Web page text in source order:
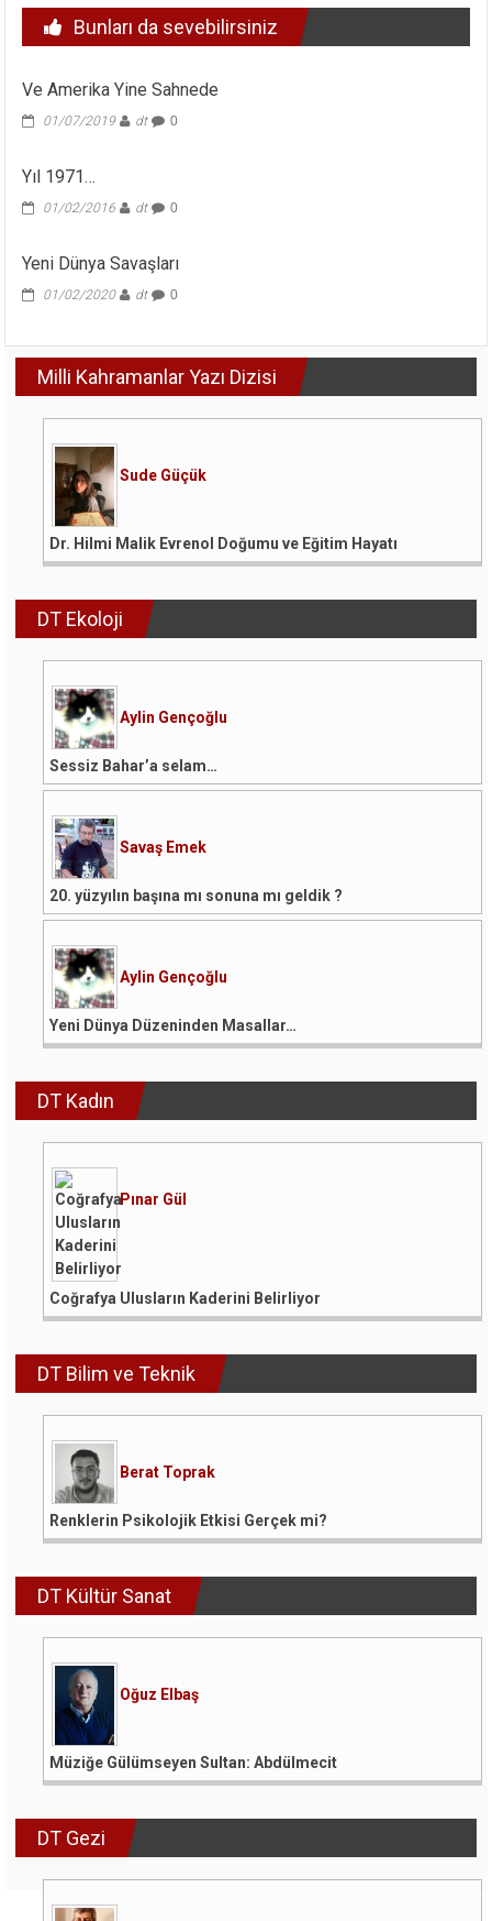
Bunları da sevebilirsiniz
Ve Amerika Yine Sahnede
01/07/2019 dt 0
Yıl 1971…
01/02/2016 dt 0
Yeni Dünya Savaşları
01/02/2020 dt 0
Milli Kahramanlar Yazı Dizisi
Sude Güçük
Dr. Hilmi Malik Evrenol Doğumu ve Eğitim Hayatı
DT Ekoloji
Aylin Gençoğlu
Sessiz Bahar’a selam…
Savaş Emek
20. yüzyılın başına mı sonuna mı geldik ?
Aylin Gençoğlu
Yeni Dünya Düzeninden Masallar…
DT Kadın
Pınar Gül
Coğrafya Ulusların Kaderini Belirliyor
DT Bilim ve Teknik
Berat Toprak
Renklerin Psikolojik Etkisi Gerçek mi?
DT Kültür Sanat
Oğuz Elbaş
Müziğe Gülümseyen Sultan: Abdülmecit
DT Gezi